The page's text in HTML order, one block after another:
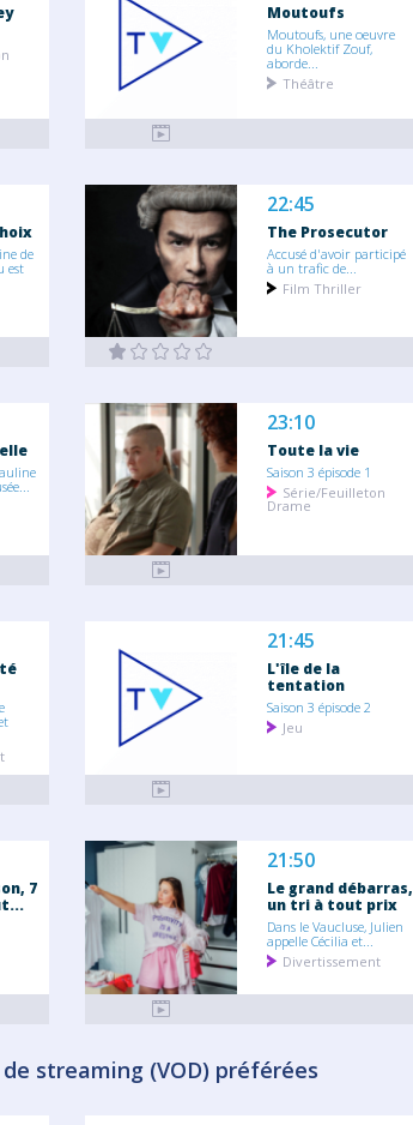
Moutoufs
Moutoufs, une oeuvre
du Kholektif Zouf,
aborde...
Théâtre
de
est
22:45
The Prosecutor
Accusé d'avoir participé
à un trafic de...
Film Thriller
23:10
Toute la vie
Saison 3 épisode 1
Série/Feuilleton
Drame
21:45
L'île de la
tentation
Saison 3 épisode 2
Jeu
7
21:50
Le grand débarras,
un tri à tout prix
Dans le Vaucluse, Julien
appelle Cécilia et...
Divertissement
streaming (VOD) préférées